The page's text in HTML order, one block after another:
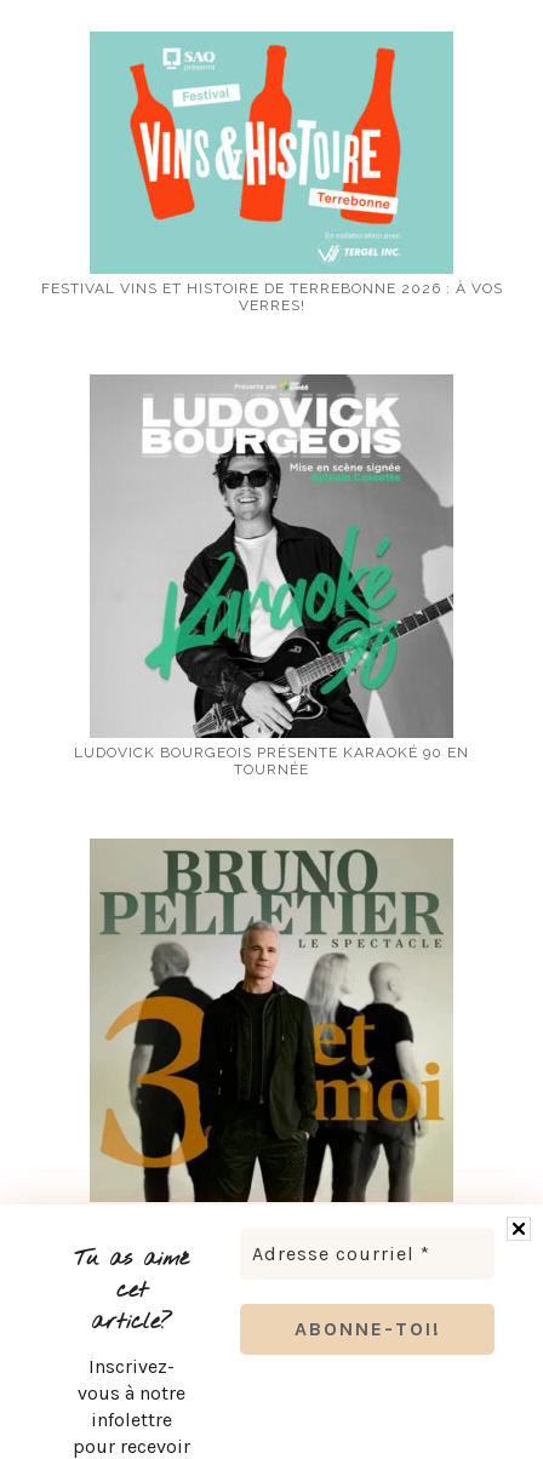
Tu as aimé
cet
article?
Inscrivez-
vous à notre
infolettre
pour recevoir
FESTIVAL VINS ET HISTOIRE DE TERREBONNE 2026 : À VOS
VERRES!
LUDOVICK BOURGEOIS PRÉSENTE KARAOKÉ 90 EN
TOURNÉE